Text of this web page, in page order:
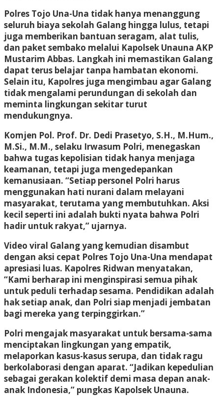
Polres Tojo Una-Una tidak hanya menanggung
seluruh biaya sekolah Galang hingga lulus, tetapi
juga memberikan bantuan seragam, alat tulis,
dan paket sembako melalui Kapolsek Unauna AKP
Mustarim Abbas. Langkah ini memastikan Galang
dapat terus belajar tanpa hambatan ekonomi.
Selain itu, Kapolres juga mengimbau agar Galang
tidak mengalami perundungan di sekolah dan
meminta lingkungan sekitar turut
mendukungnya.
Komjen Pol. Prof. Dr. Dedi Prasetyo, S.H., M.Hum.,
M.Si., M.M., selaku Irwasum Polri, menegaskan
bahwa tugas kepolisian tidak hanya menjaga
keamanan, tetapi juga mengedepankan
kemanusiaan. “Setiap personel Polri harus
menggunakan hati nurani dalam melayani
masyarakat, terutama yang membutuhkan. Aksi
kecil seperti ini adalah bukti nyata bahwa Polri
hadir untuk rakyat,” ujarnya.
Video viral Galang yang kemudian disambut
dengan aksi cepat Polres Tojo Una-Una mendapat
apresiasi luas. Kapolres Ridwan menyatakan,
“Kami berharap ini menginspirasi semua pihak
untuk peduli terhadap sesama. Pendidikan adalah
hak setiap anak, dan Polri siap menjadi jembatan
bagi mereka yang terpinggirkan.”
Polri mengajak masyarakat untuk bersama-sama
menciptakan lingkungan yang empatik,
melaporkan kasus-kasus serupa, dan tidak ragu
berkolaborasi dengan aparat. “Jadikan kepedulian
sebagai gerakan kolektif demi masa depan anak-
anak Indonesia,” pungkas Kapolsek Unauna.